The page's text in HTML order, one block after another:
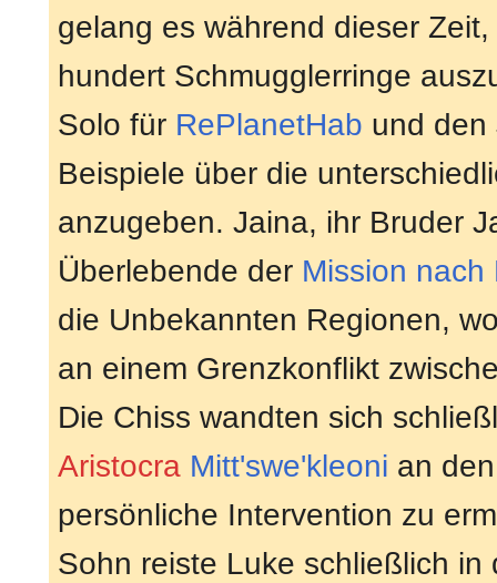
gelang es während dieser
hundert Schmugglerringe
Solo für RePlanetHab und den
Beispiele über die
anzugeben. Jaina, ihr Bruder
Überlebende der Mission nach
die Unbekannten Regionen,
an einem Grenzkonflikt
Die Chiss wandten sich
Aristocra Mitt'swe'kleoni an
persönliche Intervention zu
Sohn reiste Luke schließlich